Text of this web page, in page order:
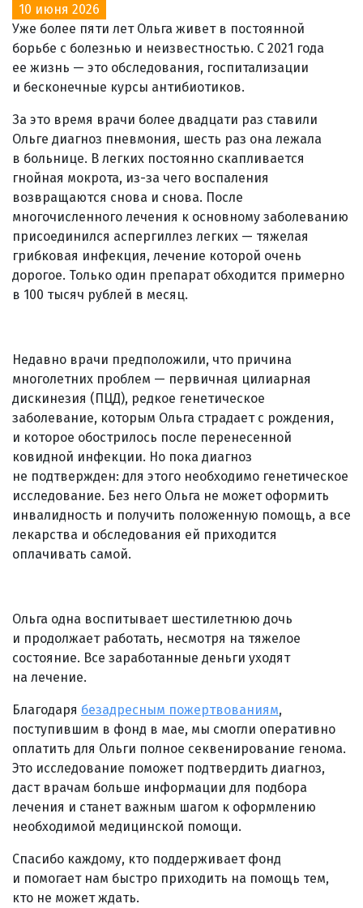
10 июня 2026
Уже более пяти лет Ольга живет в постоянной
борьбе с болезнью и неизвестностью. С 2021 года
ее жизнь — это обследования, госпитализации
и бесконечные курсы антибиотиков.
За это время врачи более двадцати раз ставили
Ольге диагноз пневмония, шесть раз она лежала
в больнице. В легких постоянно скапливается
гнойная мокрота, из-за чего воспаления
возвращаются снова и снова. После
многочисленного лечения к основному заболеванию
присоединился аспергиллез легких — тяжелая
грибковая инфекция, лечение которой очень
дорогое. Только один препарат обходится примерно
в 100 тысяч рублей в месяц.
Недавно врачи предположили, что причина
многолетних проблем — первичная цилиарная
дискинезия (ПЦД), редкое генетическое
заболевание, которым Ольга страдает с рождения,
и которое обострилось после перенесенной
ковидной инфекции. Но пока диагноз
не подтвержден: для этого необходимо генетическое
исследование. Без него Ольга не может оформить
инвалидность и получить положенную помощь, а все
лекарства и обследования ей приходится
оплачивать самой.
Ольга одна воспитывает шестилетнюю дочь
и продолжает работать, несмотря на тяжелое
состояние. Все заработанные деньги уходят
на лечение.
Благодаря безадресным пожертвованиям,
поступившим в фонд в мае, мы смогли оперативно
оплатить для Ольги полное секвенирование генома.
Это исследование поможет подтвердить диагноз,
даст врачам больше информации для подбора
лечения и станет важным шагом к оформлению
необходимой медицинской помощи.
Спасибо каждому, кто поддерживает фонд
и помогает нам быстро приходить на помощь тем,
кто не может ждать.